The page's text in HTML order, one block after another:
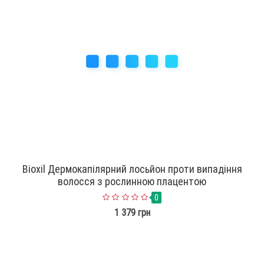
Bioxil Дермокапілярний лосьйон проти випадіння
волосся з рослинною плацентою
0
1 379 грн